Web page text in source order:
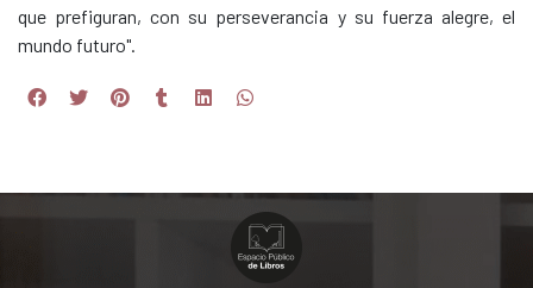
que prefiguran, con su perseverancia y su fuerza alegre, el
mundo futuro".